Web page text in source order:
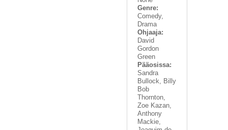
Genre:
Comedy,
Drama
Ohjaaja:
David
Gordon
Green
Pääosissa:
Sandra
Bullock, Billy
Bob
Thornton,
Zoe Kazan,
Anthony
Mackie,